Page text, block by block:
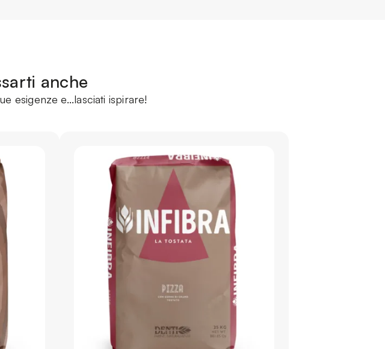
anche
esigenze e...lasciati ispirare!